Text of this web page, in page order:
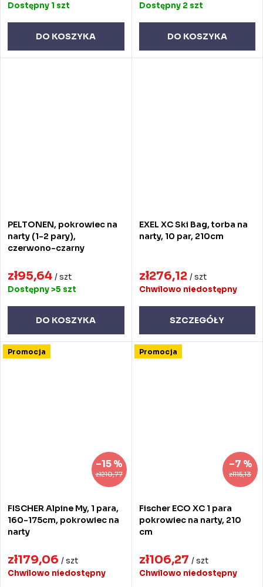
Dostępny 1 szt
DO KOSZYKA
Dostępny 2 szt
DO KOSZYKA
PELTONEN, pokrowiec na
narty (1-2 pary),
czerwono-czarny
zł95,64 / szt
Dostępny>5 szt
DO KOSZYKA
EXEL XC Ski Bag, torba na
narty, 10 par, 210cm
zł276,12 / szt
Chwilowo niedostępny
SZCZEGÓŁY
Promocja
zł210,77
–15 %
FISCHER Alpine My, 1 para,
160-175cm, pokrowiec na
narty
zł179,06 / szt
Chwilowo niedostępny
Promocja
zł115,13
–7 %
Fischer ECO XC 1 para
pokrowiec na narty, 210
cm
zł106,27 / szt
Chwilowo niedostępny